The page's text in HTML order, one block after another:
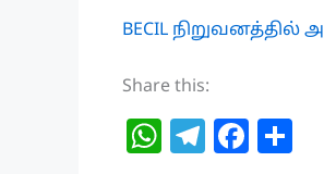
BECIL
Share this:
W T
F